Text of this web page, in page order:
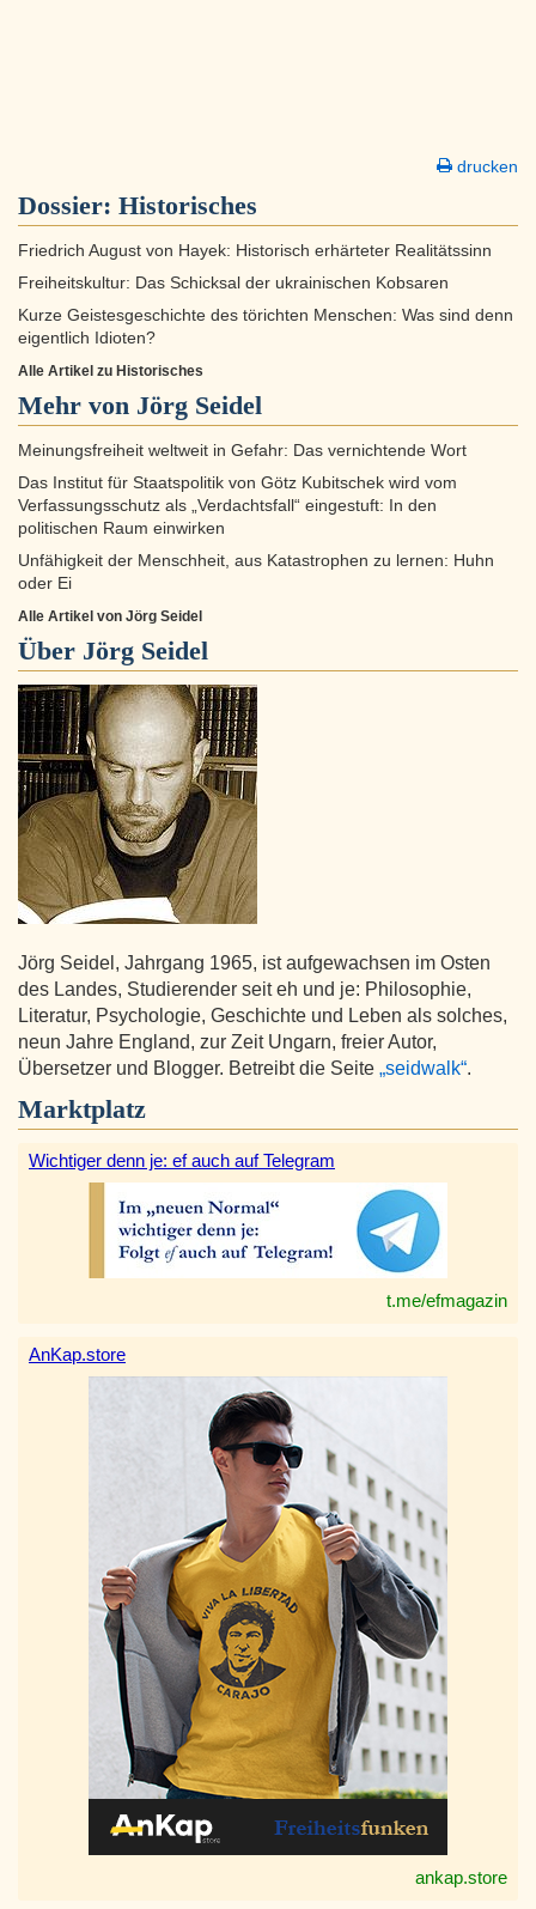
drucken
Dossier: Historisches
Friedrich August von Hayek: Historisch erhärteter Realitätssinn
Freiheitskultur: Das Schicksal der ukrainischen Kobsaren
Kurze Geistesgeschichte des törichten Menschen: Was sind denn
eigentlich Idioten?
Alle Artikel zu Historisches
Mehr von Jörg Seidel
Meinungsfreiheit weltweit in Gefahr: Das vernichtende Wort
Das Institut für Staatspolitik von Götz Kubitschek wird vom
Verfassungsschutz als „Verdachtsfall“ eingestuft: In den
politischen Raum einwirken
Unfähigkeit der Menschheit, aus Katastrophen zu lernen: Huhn
oder Ei
Alle Artikel von Jörg Seidel
Über Jörg Seidel
Jörg Seidel, Jahrgang 1965, ist aufgewachsen im Osten
des Landes, Studierender seit eh und je: Philosophie,
Literatur, Psychologie, Geschichte und Leben als solches,
neun Jahre England, zur Zeit Ungarn, freier Autor,
Übersetzer und Blogger. Betreibt die Seite „seidwalk“.
Marktplatz
Wichtiger denn je: ef auch auf Telegram
t.me/efmagazin
AnKap.store
ankap.store